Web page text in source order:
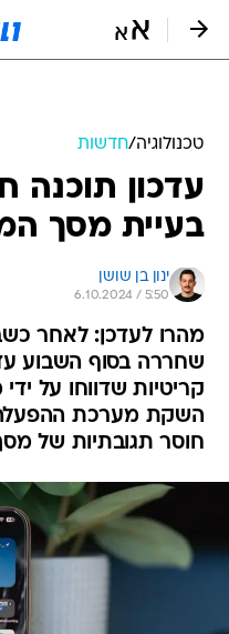
טכנולוגיה/חדשות
עדכון
בעיית מסך
ינון בן שושן
6.10.2024 / 5:50
מהרו לעדכן: לאחר
שחררה בסוף השבוע
קריטיות שדווחו על
השקת מערכת
חוסר תגובתיות של